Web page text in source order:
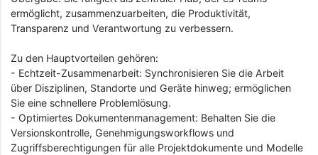
ermöglicht, zusammenzuarbeiten, die Produktivität,
Transparenz und Verantwortung zu verbessern.
Zu den Hauptvorteilen gehören:
- Echtzeit-Zusammenarbeit: Synchronisieren Sie die Arbeit
über Disziplinen, Standorte und Geräte hinweg; ermöglichen
Sie eine schnellere Problemlösung.
- Optimiertes Dokumentenmanagement: Behalten Sie die
Versionskontrolle, Genehmigungsworkflows und
Zugriffsberechtigungen für alle Projektdokumente und Modelle